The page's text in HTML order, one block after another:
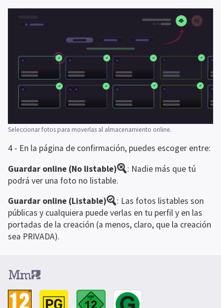
Seleccionar fotos para moverlas al almacenamiento online.
4 - En la página de confirmación, puedes escoger entre:
Guardar online (No listable)
: Nadie más que tú
podrá ver una foto no listable.
Guardar online (Listable)
: Las fotos listables son
públicas y cualquiera puede verlas en tu perfil y en las
portadas de la creación (a menos, claro, que la creación
sea PRIVADA).